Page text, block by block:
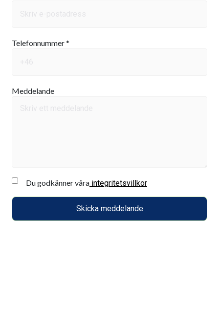
Telefonnummer *
Meddelande
Du godkänner våra integritetsvillkor